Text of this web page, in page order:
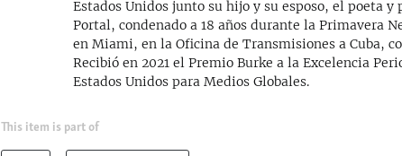
Estados Unidos junto su hijo y su esposo, el poeta
Portal, condenado a 18 años durante la Primavera
en Miami, en la Oficina de Transmisiones a Cuba,
Recibió en 2021 el Premio Burke a la Excelencia
Estados Unidos para Medios Globales.
This item is part of